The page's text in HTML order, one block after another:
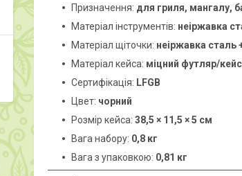
Призначення: для гриля, мангалу,
Матеріал інструментів: неіржавка
Матеріал щіточки: неіржавка сталь
Матеріал кейса: міцний футляр/кейс
Сертифікація: LFGB
Цвет: чорний
Розмір кейса: 38,5 × 11,5 × 5 см
Вага набору: 0,8 кг
Вага з упаковкою: 0,81 кг